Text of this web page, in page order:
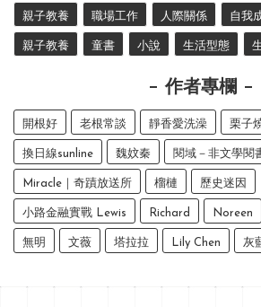
親子教養 職場工作 人際關係 自我
親子教養 童書 小說 生活型態
作者專欄
開根好 老根常談 靜香愛洗澡 栗子
換日線sunline 魏妏秦 閱域－非文學閱
Miracle｜奇蹟放送所 榴槤 歷史迷因
小路金融實戰 Lewis Richard Noreen
無明 文薇 塔拉拉 Lily Chen 灰